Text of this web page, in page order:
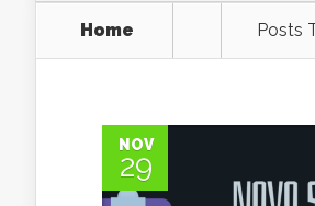
Home Posts
NOV
29